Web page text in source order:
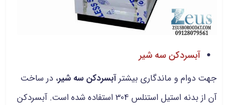
آبسردکن سه شیر
جهت دوام و ماندگاری بیشترآبسردکن سه شیر، در ساخت
آن از بدنه استیل استنلس 304 استفاده شده است. آبسردکن